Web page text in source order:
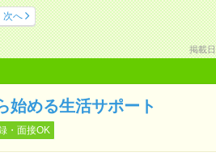
次へ
掲載
める生活サポート
・面接OK